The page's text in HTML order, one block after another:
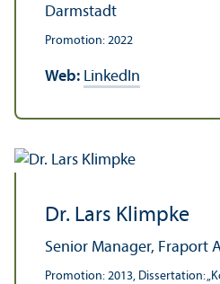
Darmstadt
Promotion: 2022
Web: LinkedIn
Dr. Lars Klimpke
Senior Manager, Fraport
Promotion: 2013, Dissertation: